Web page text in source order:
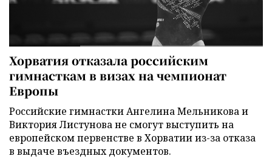
Хорватия отказала российским
гимнасткам в визах на чемпионат
Европы
Российские гимнастки Ангелина Мельникова и
Виктория Листунова не смогут выступить на
европейском первенстве в Хорватии из-за отказа
в выдаче въездных документов.